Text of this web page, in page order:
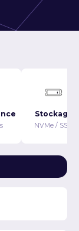
Stockage
NVMe / SSD